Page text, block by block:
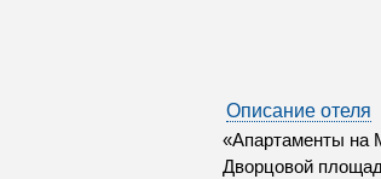
Описание отеля
«Апартаменты на
Дворцовой